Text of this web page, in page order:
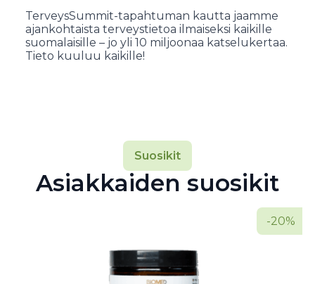
TerveysSummit-tapahtuman kautta jaamme
ajankohtaista terveystietoa ilmaiseksi kaikille
suomalaisille – jo yli 10 miljoonaa katselukertaa.
Tieto kuuluu kaikille!
Suosikit
Asiakkaiden suosikit
-20%